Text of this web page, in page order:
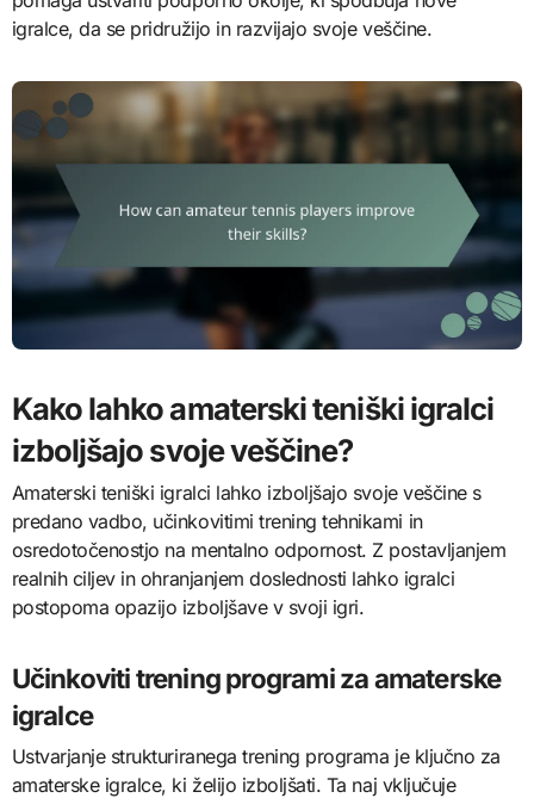
igralce, da se pridružijo in razvijajo svoje veščine.
Kako lahko amaterski teniški igralci
izboljšajo svoje veščine?
Amaterski teniški igralci lahko izboljšajo svoje veščine s
predano vadbo, učinkovitimi trening tehnikami in
osredotočenostjo na mentalno odpornost. Z postavljanjem
realnih ciljev in ohranjanjem doslednosti lahko igralci
postopoma opazijo izboljšave v svoji igri.
Učinkoviti trening programi za amaterske
igralce
Ustvarjanje strukturiranega trening programa je ključno za
amaterske igralce, ki želijo izboljšati. Ta naj vključuje